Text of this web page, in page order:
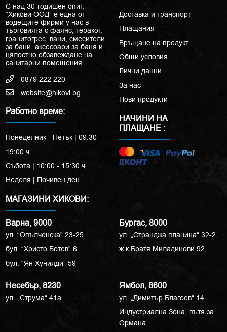
С над 30-годишен опит,
“Хикови ООД” е една от
водещите фирми у нас в
търговията с фаянс, теракот,
гранитогрес, вани, смесители
за бани, аксесоари за баня и
цялостно обзавеждане на
санитарни помещения.
0879 222 220
website@hikovi.bg
Работно време:
Понеделник - Петък | 09:30 -
19:00 ч.
Събота | 10:00 - 15:30 ч.
Неделя | Почивен ден
Доставка и транспорт
Плащания
Връщане на продукт
Общи условия
Лични данни
За нас
Нови продукти
НАЧИНИ НА
ПЛАЩАНЕ :
МАГАЗИНИ ХИКОВИ:
Варна, 9000
ул. “Опълченска” 23-25
бул. “Христо Ботев” 6
бул. “Ян Хунияди” 59
Бургас, 8000
ул. „Странджа планина“ 32-2,
ж к Братя Миладинови 92,
Несебър, 8230
ул. „Струма“ 41a
Ямбол, 8600
ул. „Димитър Благоев“ 14
Индустриална Зона, пътя за
Ормана